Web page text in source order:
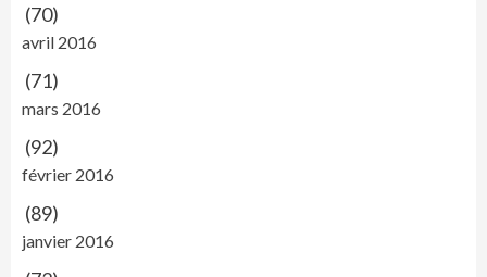
(70)
avril 2016
(71)
mars 2016
(92)
février 2016
(89)
janvier 2016